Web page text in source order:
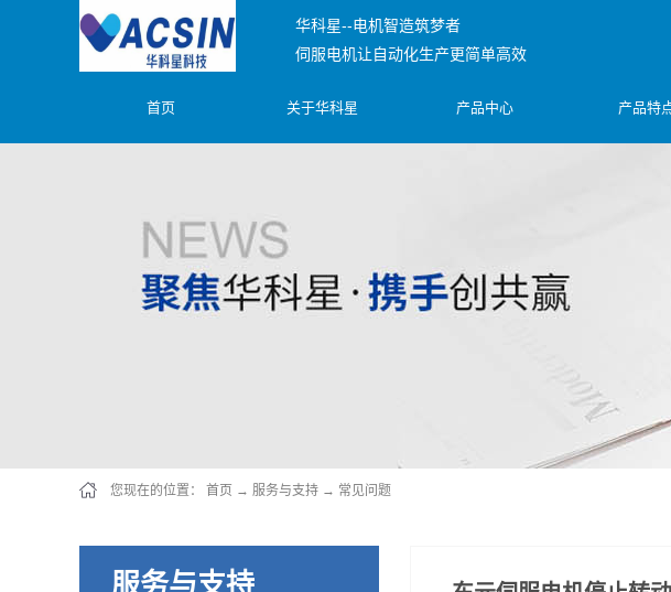
华科星--电机智造筑梦者
伺服电机让自动化生产更简单高效
首页 关于华科星 产品中心 产品特
您现在的位置： 首页 → 服务与支持 → 常见问题
服务与支持